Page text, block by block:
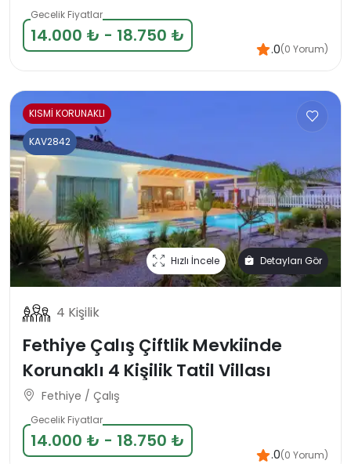
Gecelik Fiyatlar
14.000 ₺ - 18.750 ₺
.0(0 Yorum)
KISMİ KORUNAKLI
Hızlı İncele Detayları Gör
KAV2842
4 Kişilik
Fethiye Çalış Çiftlik Mevkiinde
Korunaklı 4 Kişilik Tatil Villası
Fethiye / Çalış
Gecelik Fiyatlar
14.000 ₺ - 18.750 ₺
.0(0 Yorum)